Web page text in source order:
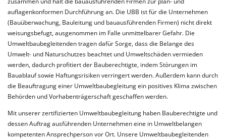
auflagenkonformen Durchführung an. Die UBB ist für die Unternehmen
(Bauüberwachung, Bauleitung und bauausführenden Firmen) nicht direkt
weisungsbefugt, ausgenommen im Falle unmittelbarer Gefahr. Die
Umweltbaubegleitenden tragen dafür Sorge, dass die Belange des
Umwelt- und Naturschutzes beachtet und Umweltschäden vermieden
werden, dadurch profitiert der Bauberechtigte, indem Störungen im
Bauablauf sowie Haftungsrisiken verringert werden. Außerdem kann durch
die Beauftragung einer Umweltbaubegleitung ein positives Klima zwischen
Behörden und Vorhabenträgerschaft geschaffen werden.
Mit unserer zertifizierten Umweltbaubegleitung haben Bauberechtigte und
dessen Auftrag ausführenden Unternehmen eine in Umweltbelangen
kompetenten Ansprechperson vor Ort. Unsere Umweltbaubegleitenden